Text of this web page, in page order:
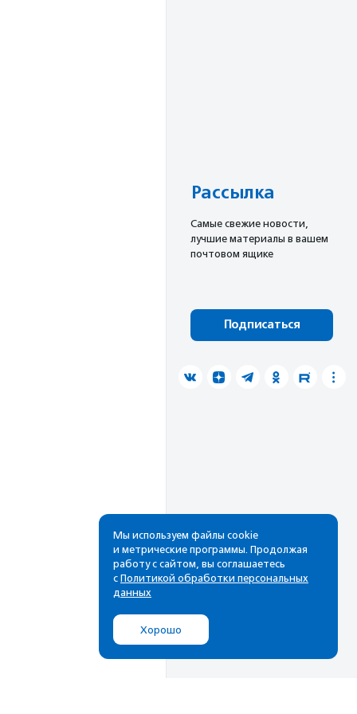
Рассылка
Cамые свежие новости,
лучшие материалы в вашем
почтовом ящике
Подписаться
Мы используем файлы cookie
и метрические программы. Продолжая
работу с сайтом, вы соглашаетесь
с Политикой обработки персональных
данных
Хорошо